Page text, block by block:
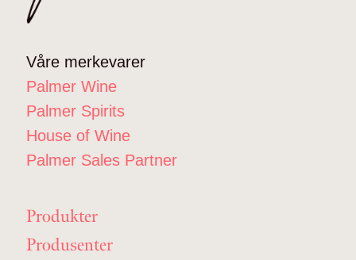
Våre merkevarer
Palmer Wine
Palmer Spirits
House of Wine
Palmer Sales Partner
Produkter
Produsenter